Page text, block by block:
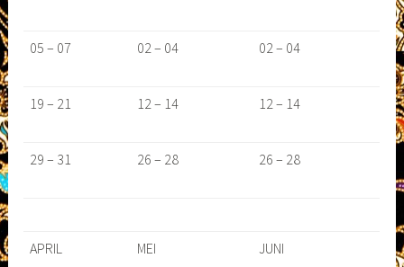
05 – 07 02 – 04 02 – 04
19 – 21 12 – 14 12 – 14
29 – 31 26 – 28 26 – 28
APRIL MEI JUNI